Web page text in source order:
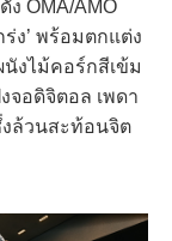
OMA/AMO
ง’ พร้อมตกแต่ง
งไม้คอร์กสีเข้ม
จอดิจิตอล เพดา
ล้วนสะท้อนจิต